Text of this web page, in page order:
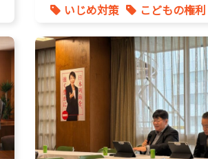
いじめ対策
こどもの権利
命を守る
子育て支援拡充
孤独孤立対策
将来不安
自民党